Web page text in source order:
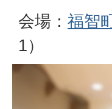
会場： 福智
1）